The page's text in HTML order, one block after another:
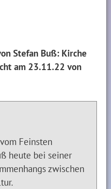
Stefan Buß: Kirche
am 23.11.22 von
Feinsten
heute bei seiner
zwischen